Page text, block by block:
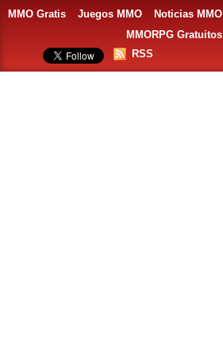
MMO Gratis Juegos MMO Noticias MMO
MMORPG Gratuitos
RSS